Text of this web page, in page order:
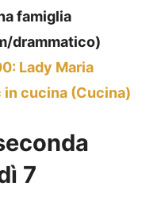
famiglia
drammatico)
Lady Maria
in cucina (Cucina)
7